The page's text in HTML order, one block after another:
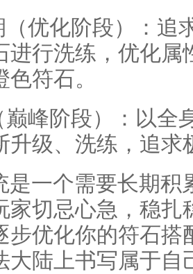
（优化阶段）：追
进行洗练，优化
符石。
巅峰阶段）：以全
升级、洗练，追
是一个需要长期积
家切忌心急，稳扎
步优化你的符石搭
大陆上书写属于自